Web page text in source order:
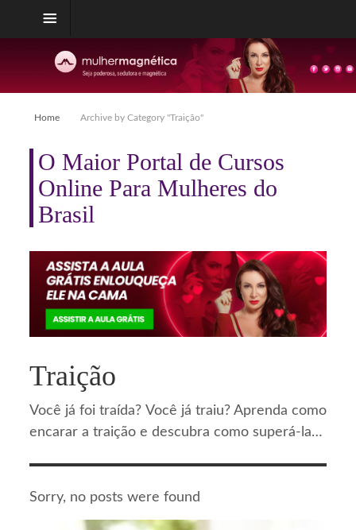
Home Archive by Category "Traição"
O Maior Portal de Cursos
Online Para Mulheres do
Brasil
Traição
Você já foi traída? Você já traiu? Aprenda como
encarar a traição e descubra como superá-la…
Sorry, no posts were found